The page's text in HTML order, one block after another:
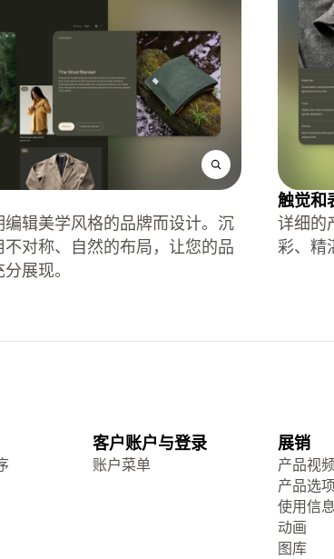
编辑美学风格的品牌而设计。沉
不对称、自然的布局，让您的品
展现。
触觉和
详细的
彩、精
客户账户与登录
账户菜单
展销
产品视
产品选
使用信息
动画
图库